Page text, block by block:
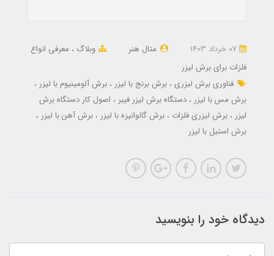
متال هنر وبلاگ
معرفی انواع
فلزات برای برش لیزر
فناوری برش لیزری برش برنج با لیزر
برش آلومینیوم با لیزر
برش مس با لیزر
دستگاه برش لیزر فیبر
اصول کار دستگاه برش
لیزر
برش لیزری فلزات برش گالوانیزه با لیزر
برش آهن با لیزر
برش استیل با لیزر
دیدگاه خود را بنویسید